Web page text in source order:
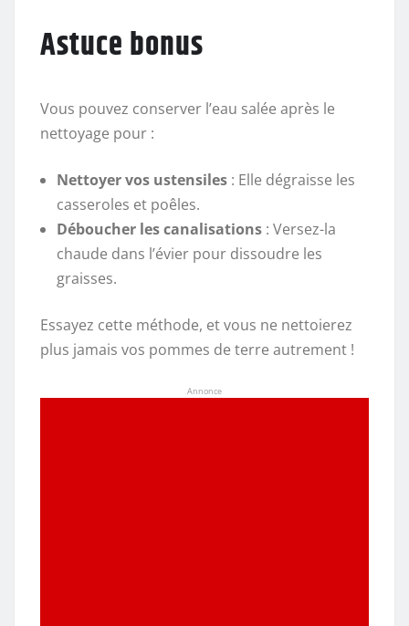
Astuce bonus
Vous pouvez conserver l’eau salée après le
nettoyage pour :
Nettoyer vos ustensiles : Elle dégraisse les
casseroles et poêles.
Déboucher les canalisations : Versez-la
chaude dans l’évier pour dissoudre les
graisses.
Essayez cette méthode, et vous ne nettoierez
plus jamais vos pommes de terre autrement !
Annonce